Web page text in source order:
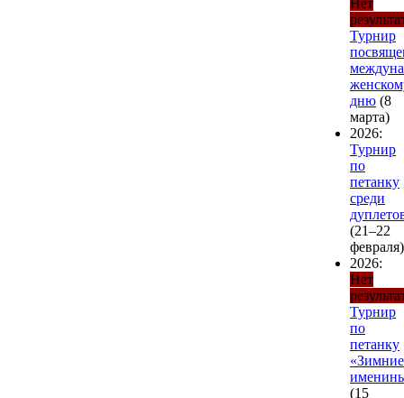
Нет
Турнир
дню (8
марта)
2026:
Турнир
по
петанку
среди
(21–22
февраля)
2026:
Нет
Турнир
по
петанку
«Зимние
(15